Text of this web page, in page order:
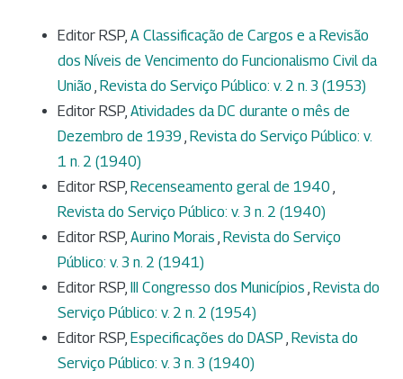
Editor RSP, A Classificação de Cargos e a Revisão
dos Níveis de Vencimento do Funcionalismo Civil da
União , Revista do Serviço Público: v. 2 n. 3 (1953)
Editor RSP, Atividades da DC durante o mês de
Dezembro de 1939 , Revista do Serviço Público: v.
1 n. 2 (1940)
Editor RSP, Recenseamento geral de 1940 ,
Revista do Serviço Público: v. 3 n. 2 (1940)
Editor RSP, Aurino Morais , Revista do Serviço
Público: v. 3 n. 2 (1941)
Editor RSP,
III Congresso dos Municípios , Revista do
Serviço Público: v. 2 n. 2 (1954)
Editor RSP, Especificações do DASP , Revista do
Serviço Público: v. 3 n. 3 (1940)